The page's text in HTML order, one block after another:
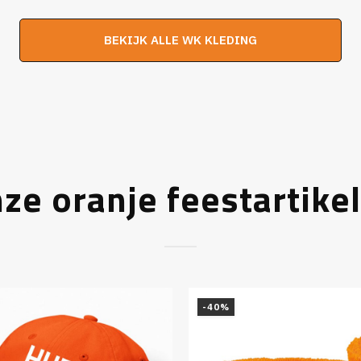
was:
is:
€24,95.
was:
is:
BEKIJK ALLE WK KLEDING
oranje
-40%